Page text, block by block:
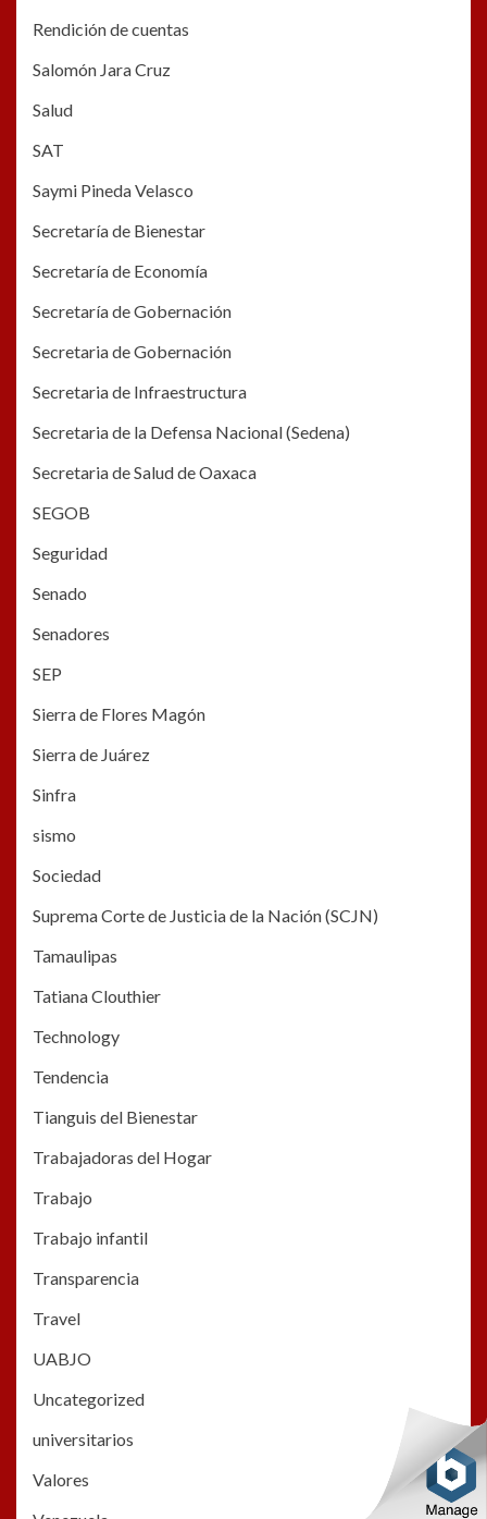
Rendición de cuentas
Salomón Jara Cruz
Salud
SAT
Saymi Pineda Velasco
Secretaría de Bienestar
Secretaría de Economía
Secretaría de Gobernación
Secretaria de Gobernación
Secretaria de Infraestructura
Secretaria de la Defensa Nacional (Sedena)
Secretaria de Salud de Oaxaca
SEGOB
Seguridad
Senado
Senadores
SEP
Sierra de Flores Magón
Sierra de Juárez
Sinfra
sismo
Sociedad
Suprema Corte de Justicia de la Nación (SCJN)
Tamaulipas
Tatiana Clouthier
Technology
Tendencia
Tianguis del Bienestar
Trabajadoras del Hogar
Trabajo
Trabajo infantil
Transparencia
Travel
UABJO
Uncategorized
universitarios
Valores